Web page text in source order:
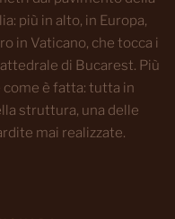
più in alto, in Europa,
in Vaticano, che tocca i
di Bucarest. Più
come è fatta: tutta in
struttura, una delle
mai realizzate.